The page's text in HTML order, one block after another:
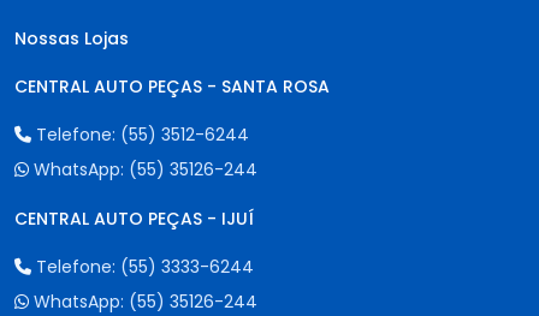
Nossas Lojas
CENTRAL AUTO PEÇAS - SANTA ROSA
Telefone: (55) 3512-6244
WhatsApp: (55) 35126-244
CENTRAL AUTO PEÇAS - IJUÍ
Telefone: (55) 3333-6244
WhatsApp: (55) 35126-244